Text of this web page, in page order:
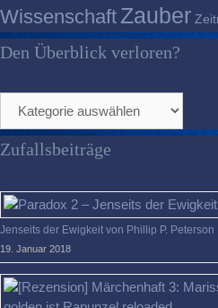
Wissenschaft Zauber
Den Überblick verloren?
Überblick
verloren?
Zufallsbeiträge
Jenseits der Ewigkeit von Phillip P. Peterson
19. Januar 2018